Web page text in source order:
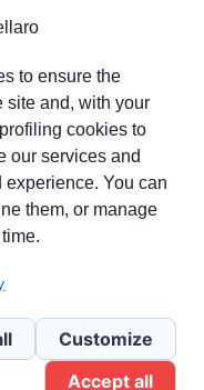
to ensure the
site and, with your
cookies to
our services and
You can
them, or manage
Customize
Accept all